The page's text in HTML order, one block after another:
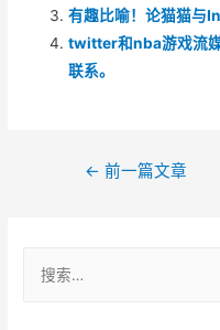
有趣比喻！论猫猫与
twitter和nba游戏流
联系。
航
← 前一篇文章